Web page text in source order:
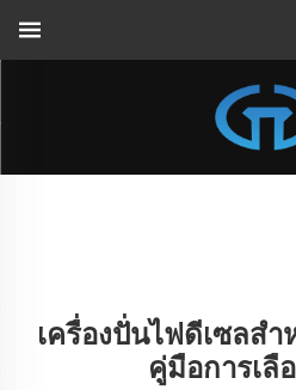
เครื่องปั่นไฟดีเซลส
คู่มือการเลื